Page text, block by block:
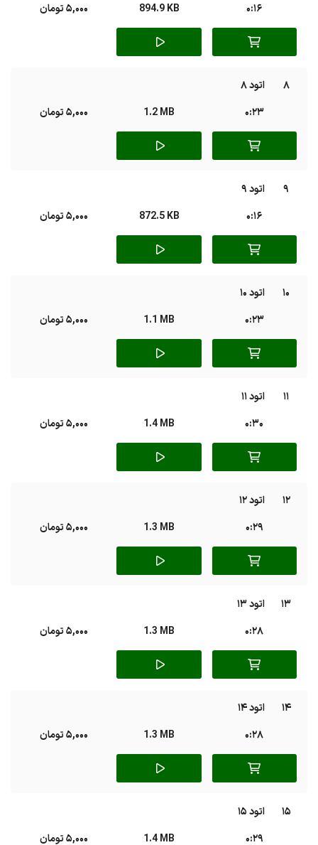
0:16
894.9 KB 5,000 تومان
8
اتود 8
0:23
1.2 MB 5,000 تومان
9
اتود 9
0:16
872.5 KB 5,000 تومان
10
اتود 10
0:23
1.1 MB 5,000 تومان
11
اتود 11
0:30
1.4 MB 5,000 تومان
12
اتود 12
0:29
1.3 MB 5,000 تومان
13
اتود 13
0:28
1.3 MB 5,000 تومان
14
اتود 14
0:28
1.3 MB 5,000 تومان
15
اتود 15
0:29
1.4 MB 5,000 تومان